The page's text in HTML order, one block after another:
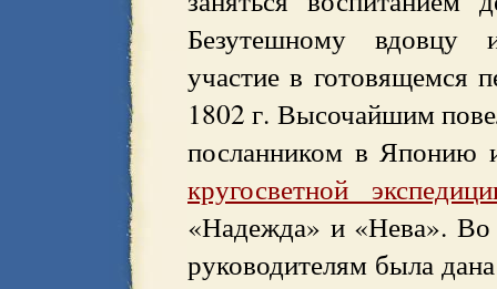
Безутешному вдовцу
участие в готовящемся
1802 г. Высочайшим
посланником в Японию
кругосветной
«Надежда» и «Нева». Во
руководителям была